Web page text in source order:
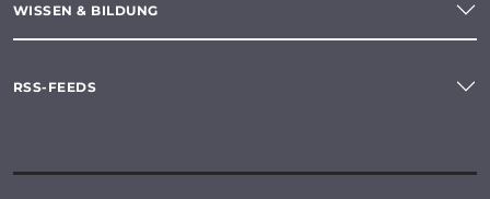
WISSEN & BILDUNG
RSS-FEEDS